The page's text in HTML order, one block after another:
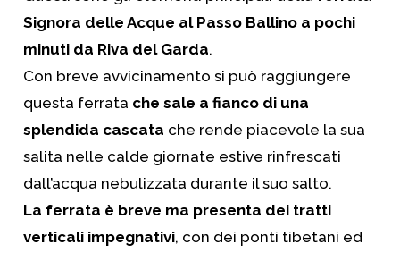
Signora delle Acque al Passo Ballino a pochi
minuti da Riva del Garda.
Con breve avvicinamento si può raggiungere
questa ferrata che sale a fianco di una
splendida cascata che rende piacevole la sua
salita nelle calde giornate estive rinfrescati
dall’acqua nebulizzata durante il suo salto.
La ferrata è breve ma presenta dei tratti
verticali impegnativi, con dei ponti tibetani ed